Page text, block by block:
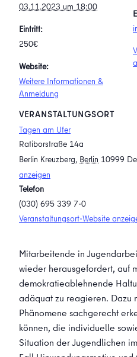
03.11.2023 um 18:00
Eintritt:
250€
Website:
Weitere Informationen &
Anmeldung
VERANSTALTUNGSORT
Tagen am Ufer
Ratiborstraße 14a
Berlin Kreuzberg, Berlin 10999
anzeigen
Telefon
(030) 695 339 7-0
Veranstaltungsort-Website
Mitarbeitende in
wieder herausgefordert, auf
demokratieablehnende
adäquat zu reagieren. Dazu
Phänomene sachgerecht
können, die individuelle
Situation der Jugendlichen